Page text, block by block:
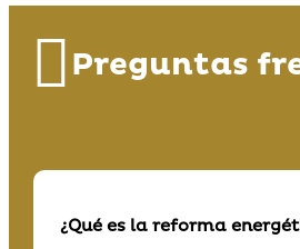
Preguntas
¿Qué es la reforma